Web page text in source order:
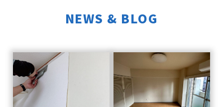
NEWS & BLOG